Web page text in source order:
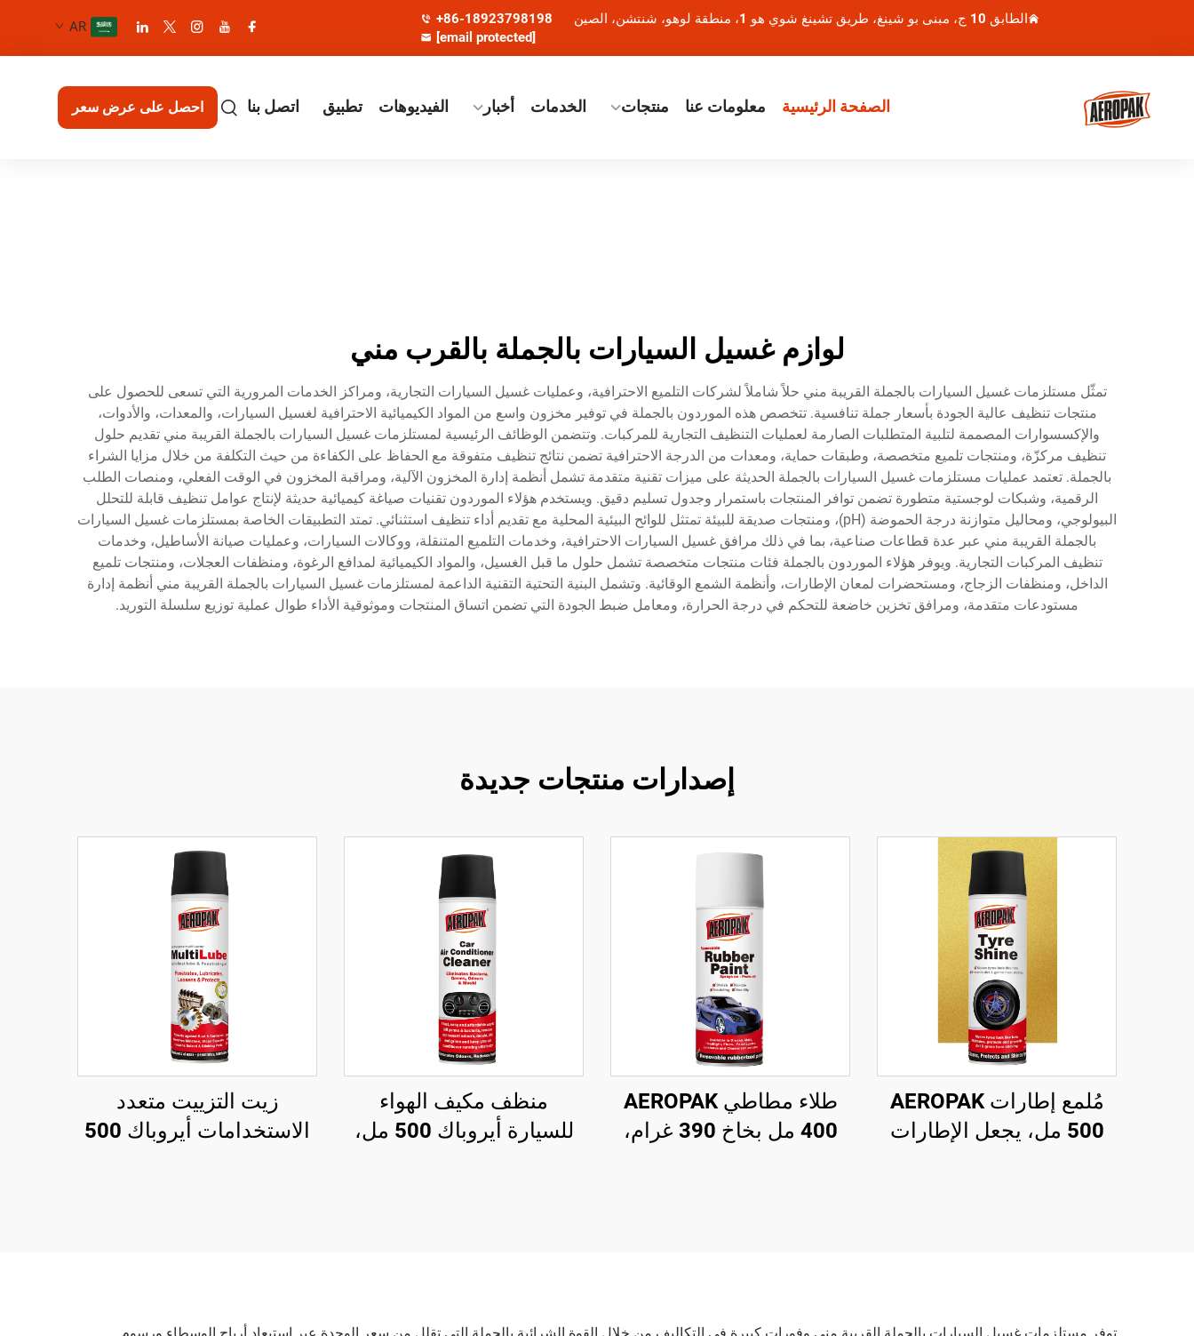
الطابق 10 ج، مبنى بو شينغ، طريق تشينغ شوي هو 1، منطقة لوهو، شنتشن، الصين
+86-18923798198
[email protected]
AR
الصفحة الرئيسية معلومات عنا منتجات الخدمات أخبار الفيديوهات تطبيق اتصل بنا احصل على عرض سعر
لوازم غسيل السيارات بالجملة بالقرب مني
تمثّل مستلزمات غسيل السيارات بالجملة القريبة مني حلاً شاملاً لشركات التلميع الاحترافية، وعمليات غسيل السيارات التجارية، ومراكز الخدمات المرورية التي تسعى للحصول على
منتجات تنظيف عالية الجودة بأسعار جملة تنافسية. تتخصص هذه الموردون بالجملة في توفير مخزون واسع من المواد الكيميائية الاحترافية لغسيل السيارات، والمعدات، والأدوات،
والإكسسوارات المصممة لتلبية المتطلبات الصارمة لعمليات التنظيف التجارية للمركبات. وتتضمن الوظائف الرئيسية لمستلزمات غسيل السيارات بالجملة القريبة مني تقديم حلول
تنظيف مركزّة، ومنتجات تلميع متخصصة، وطبقات حماية، ومعدات من الدرجة الاحترافية تضمن نتائج تنظيف متفوقة مع الحفاظ على الكفاءة من حيث التكلفة من خلال مزايا الشراء
بالجملة. تعتمد عمليات مستلزمات غسيل السيارات بالجملة الحديثة على ميزات تقنية متقدمة تشمل أنظمة إدارة المخزون الآلية، ومراقبة المخزون في الوقت الفعلي، ومنصات الطلب
الرقمية، وشبكات لوجستية متطورة تضمن توافر المنتجات باستمرار وجدول تسليم دقيق. ويستخدم هؤلاء الموردون تقنيات صياغة كيميائية حديثة لإنتاج عوامل تنظيف قابلة للتحلل
البيولوجي، ومحاليل متوازنة درجة الحموضة (pH)، ومنتجات صديقة للبيئة تمتثل للوائح البيئية المحلية مع تقديم أداء تنظيف استثنائي. تمتد التطبيقات الخاصة بمستلزمات غسيل السيارات
بالجملة القريبة مني عبر عدة قطاعات صناعية، بما في ذلك مرافق غسيل السيارات الاحترافية، وخدمات التلميع المتنقلة، ووكالات السيارات، وعمليات صيانة الأساطيل، وخدمات
تنظيف المركبات التجارية. ويوفر هؤلاء الموردون بالجملة فئات منتجات متخصصة تشمل حلول ما قبل الغسيل، والمواد الكيميائية لمدافع الرغوة، ومنظفات العجلات، ومنتجات تلميع
الداخل، ومنظفات الزجاج، ومستحضرات لمعان الإطارات، وأنظمة الشمع الوقائية. وتشمل البنية التحتية التقنية الداعمة لمستلزمات غسيل السيارات بالجملة القريبة مني أنظمة إدارة
مستودعات متقدمة، ومرافق تخزين خاضعة للتحكم في درجة الحرارة، ومعامل ضبط الجودة التي تضمن اتساق المنتجات وموثوقية الأداء طوال عملية توزيع سلسلة التوريد.
إصدارات منتجات جديدة
مُلمع إطارات AEROPAK
500 مل، يجعل الإطارات
طلاء مطاطي AEROPAK
400 مل بخاخ 390 غرام،
منظف مكيف الهواء
للسيارة أيروباك 500 مل،
زيت التزييت متعدد
الاستخدامات أيروباك 500